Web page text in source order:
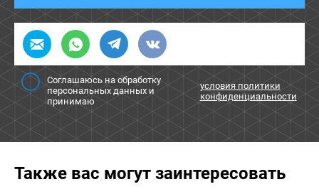
Соглашаюсь на обработку
персональных данных и
принимаю
условия политики
конфиденциальности
Также вас могут заинтересовать